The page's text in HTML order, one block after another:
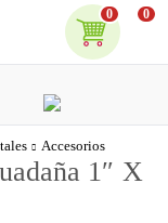
0 0
Accesorios
1″ X